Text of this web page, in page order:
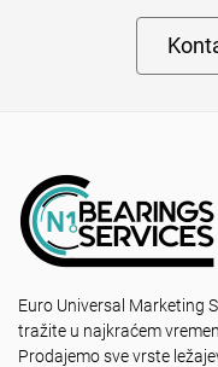
Euro Universal Marketing
tražite u najkraćem
Prodajemo sve vrste